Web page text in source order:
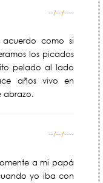
--/--/----
acuerdo como si
los picados
pelado al lado
años vivo en
abrazo.
--/--/----
a mi papá
yo iba con